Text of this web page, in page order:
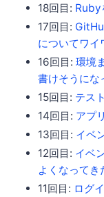
18回目: Ruby
17回目:
についてワイ
16回目: 環境
書けそうにな
15回目: テス
14回目: アプ
13回目: イベ
12回目: イベ
よくなってき
11回目: ログ